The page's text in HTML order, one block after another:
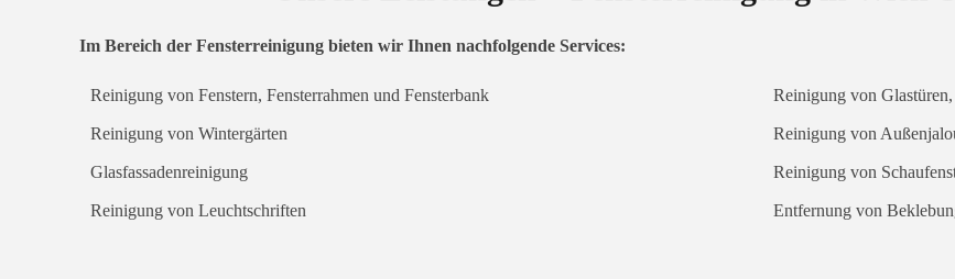
Im Bereich der Fensterreinigung bieten wir Ihnen nachfolgende Services:
Reinigung von Fenstern, Fensterrahmen und Fensterbank
Reinigung von Wintergärten
Glasfassadenreinigung
Reinigung von Leuchtschriften
Reinigung von
Reinigung von
Reinigung von
Entfernung von